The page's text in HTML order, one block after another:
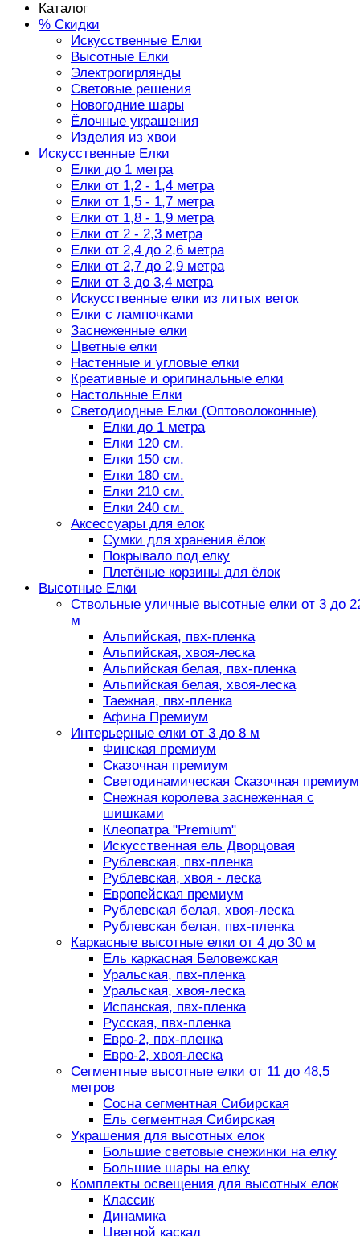
Каталог
% Скидки
Искусственные Елки
Высотные Елки
Электрогирлянды
Световые решения
Новогодние шары
Ёлочные украшения
Изделия из хвои
Искусственные Елки
Елки до 1 метра
Елки от 1,2 - 1,4 метра
Елки от 1,5 - 1,7 метра
Елки от 1,8 - 1,9 метра
Елки от 2 - 2,3 метра
Елки от 2,4 до 2,6 метра
Елки от 2,7 до 2,9 метра
Елки от 3 до 3,4 метра
Искусственные елки из литых веток
Елки с лампочками
Заснеженные елки
Цветные елки
Настенные и угловые елки
Креативные и оригинальные елки
Настольные Елки
Светодиодные Елки (Оптоволоконные)
Елки до 1 метра
Елки 120 см.
Елки 150 см.
Елки 180 см.
Елки 210 см.
Елки 240 см.
Аксессуары для елок
Сумки для хранения ёлок
Покрывало под елку
Плетёные корзины для ёлок
Высотные Елки
Ствольные уличные высотные елки от 3 до
м
Альпийская, пвх-пленка
Альпийская, хвоя-леска
Альпийская белая, пвх-пленка
Альпийская белая, хвоя-леска
Таежная, пвх-пленка
Афина Премиум
Интерьерные елки от 3 до 8 м
Финская премиум
Сказочная премиум
Светодинамическая Сказочная премиум
Снежная королева заснеженная с
шишками
Клеопатра "Premium"
Искусственная ель Дворцовая
Рублевская, пвх-пленка
Рублевская, хвоя - леска
Европейская премиум
Рублевская белая, хвоя-леска
Рублевская белая, пвх-пленка
Каркасные высотные елки от 4 до 30 м
Ель каркасная Беловежская
Уральская, пвх-пленка
Уральская, хвоя-леска
Испанская, пвх-пленка
Русская, пвх-пленка
Евро-2, пвх-пленка
Евро-2, хвоя-леска
Сегментные высотные елки от 11 до 48,5
метров
Сосна сегментная Сибирская
Ель сегментная Сибирская
Украшения для высотных елок
Большие световые снежинки на елку
Большие шары на елку
Комплекты освещения для высотных елок
Классик
Динамика
Цветной каскад